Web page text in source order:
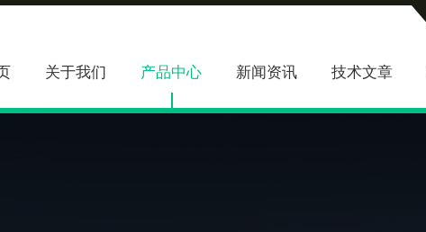
关于我们 产品中心 新闻资讯 技术文章